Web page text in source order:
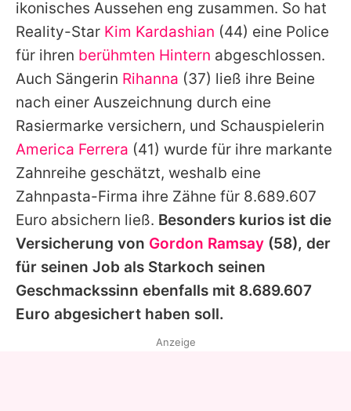
ikonisches Aussehen eng zusammen. So hat
Reality-Star Kim Kardashian (44) eine Police
für ihren berühmten Hintern abgeschlossen.
Auch Sängerin Rihanna (37) ließ ihre Beine
nach einer Auszeichnung durch eine
Rasiermarke versichern, und Schauspielerin
America Ferrera (41) wurde für ihre markante
Zahnreihe geschätzt, weshalb eine
Zahnpasta-Firma ihre Zähne für 8.689.607
Euro absichern ließ. Besonders kurios ist die
Versicherung von Gordon Ramsay (58), der
für seinen Job als Starkoch seinen
Geschmackssinn ebenfalls mit 8.689.607
Euro abgesichert haben soll.
Anzeige